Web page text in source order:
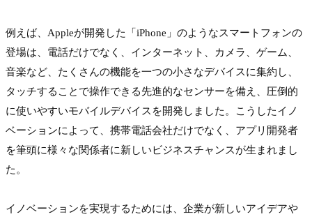
例えば、Appleが開発した「iPhone」のようなスマートフォンの
登場は、電話だけでなく、インターネット、カメラ、ゲーム、
音楽など、たくさんの機能を一つの小さなデバイスに集約し、
タッチすることで操作できる先進的なセンサーを備え、圧倒的
に使いやすいモバイルデバイスを開発しました。こうしたイノ
ベーションによって、携帯電話会社だけでなく、アプリ開発者
を筆頭に様々な関係者に新しいビジネスチャンスが生まれまし
た。
イノベーションを実現するためには、企業が新しいアイデアや